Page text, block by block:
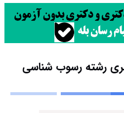
رشته رسوب شناسی